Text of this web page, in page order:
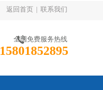
返回首页 联系我们
全国免费服务热线
15801852895